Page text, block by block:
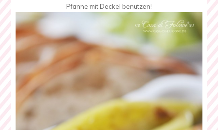
Pfanne mit Deckel benutzen!